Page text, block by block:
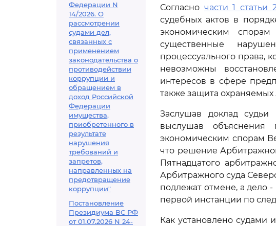
Федерации N
14/2026. О
рассмотрении
судами дел,
связанных с
применением
законодательства о
противодействии
коррупции и
обращением в
доход Российской
Федерации
имущества,
приобретенного в
результате
нарушения
требований и
запретов,
направленных на
предотвращение
коррупции"
Постановление
Президиума ВС РФ
от 01.07.2026 N 24-
Согласно части 1 статьи
судебных актов в
экономическим
существенные
процессуального права,
невозможны
интересов в сфере
также защита
Заслушав доклад судьи
выслушав объяснения
экономическим спорам
что решение
Пятнадцатого
Арбитражного суда
подлежат отмене, а дело
первой инстанции по
Как установлено судами